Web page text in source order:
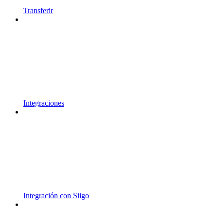
Transferir
Integraciones
Integración con Siigo